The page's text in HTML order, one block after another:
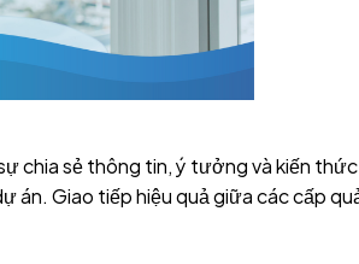
chia sẻ thông tin, ý tưởng và kiến
án. Giao tiếp hiệu quả giữa các cấp